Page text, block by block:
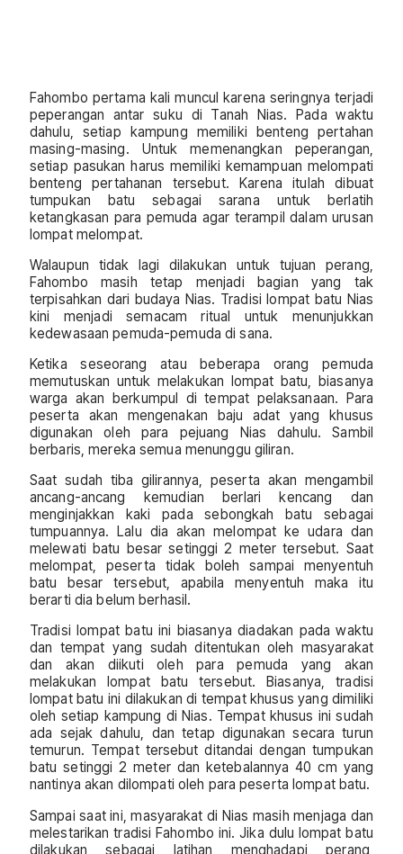
Fahombo pertama kali muncul karena seringnya terjadi
peperangan antar suku di Tanah Nias. Pada waktu
dahulu, setiap kampung memiliki benteng pertahan
masing-masing. Untuk memenangkan peperangan,
setiap pasukan harus memiliki kemampuan melompati
benteng pertahanan tersebut. Karena itulah dibuat
tumpukan batu sebagai sarana untuk berlatih
ketangkasan para pemuda agar terampil dalam urusan
lompat melompat.
Walaupun tidak lagi dilakukan untuk tujuan perang,
Fahombo masih tetap menjadi bagian yang tak
terpisahkan dari budaya Nias. Tradisi lompat batu Nias
kini menjadi semacam ritual untuk menunjukkan
kedewasaan pemuda-pemuda di sana.
Ketika seseorang atau beberapa orang pemuda
memutuskan untuk melakukan lompat batu, biasanya
warga akan berkumpul di tempat pelaksanaan. Para
peserta akan mengenakan baju adat yang khusus
digunakan oleh para pejuang Nias dahulu. Sambil
berbaris, mereka semua menunggu giliran.
Saat sudah tiba gilirannya, peserta akan mengambil
ancang-ancang kemudian berlari kencang dan
menginjakkan kaki pada sebongkah batu sebagai
tumpuannya. Lalu dia akan melompat ke udara dan
melewati batu besar setinggi 2 meter tersebut. Saat
melompat, peserta tidak boleh sampai menyentuh
batu besar tersebut, apabila menyentuh maka itu
berarti dia belum berhasil.
Tradisi lompat batu ini biasanya diadakan pada waktu
dan tempat yang sudah ditentukan oleh masyarakat
dan akan diikuti oleh para pemuda yang akan
melakukan lompat batu tersebut. Biasanya, tradisi
lompat batu ini dilakukan di tempat khusus yang dimiliki
oleh setiap kampung di Nias. Tempat khusus ini sudah
ada sejak dahulu, dan tetap digunakan secara turun
temurun. Tempat tersebut ditandai dengan tumpukan
batu setinggi 2 meter dan ketebalannya 40 cm yang
nantinya akan dilompati oleh para peserta lompat batu.
Sampai saat ini, masyarakat di Nias masih menjaga dan
melestarikan tradisi Fahombo ini. Jika dulu lompat batu
dilakukan sebagai latihan menghadapi perang,